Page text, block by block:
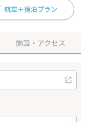
航空＋宿泊プラン
施設・アクセス